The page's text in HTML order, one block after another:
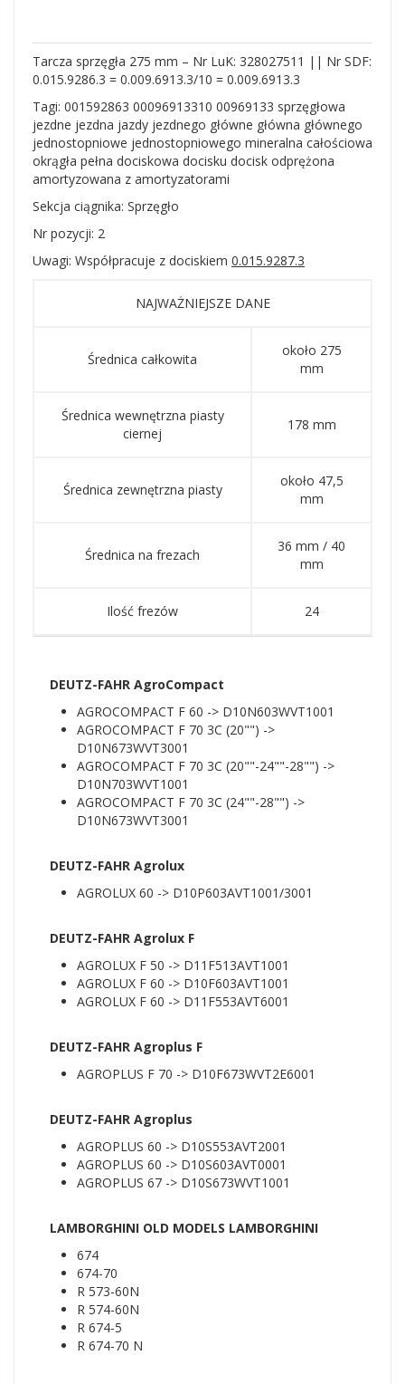
Tarcza sprzęgła 275 mm – Nr LuK: 328027511 || Nr SDF:
0.015.9286.3 = 0.009.6913.3/10 = 0.009.6913.3
Tagi: 001592863 00096913310 00969133 sprzęgłowa
jezdne jezdna jazdy jezdnego główne główna głównego
jednostopniowe jednostopniowego mineralna całościowa
okrągła pełna dociskowa docisku docisk odprężona
amortyzowana z amortyzatorami
Sekcja ciągnika: Sprzęgło
Nr pozycji: 2
Uwagi: Współpracuje z dociskiem 0.015.9287.3
NAJWAŻNIEJSZE DANE
Średnica całkowita
około 275
mm
Średnica wewnętrzna piasty
ciernej
178 mm
Średnica zewnętrzna piasty
około 47,5
mm
Średnica na frezach
36 mm / 40
mm
Ilość frezów 24
DEUTZ-FAHR AgroCompact
AGROCOMPACT F 60 -> D10N603WVT1001
AGROCOMPACT F 70 3C (20"") ->
D10N673WVT3001
AGROCOMPACT F 70 3C (20""-24""-28"") ->
D10N703WVT1001
AGROCOMPACT F 70 3C (24""-28"") ->
D10N673WVT3001
DEUTZ-FAHR Agrolux
AGROLUX 60 -> D10P603AVT1001/3001
DEUTZ-FAHR Agrolux F
AGROLUX F 50 -> D11F513AVT1001
AGROLUX F 60 -> D10F603AVT1001
AGROLUX F 60 -> D11F553AVT6001
DEUTZ-FAHR Agroplus F
AGROPLUS F 70 -> D10F673WVT2E6001
DEUTZ-FAHR Agroplus
AGROPLUS 60 -> D10S553AVT2001
AGROPLUS 60 -> D10S603AVT0001
AGROPLUS 67 -> D10S673WVT1001
LAMBORGHINI OLD MODELS LAMBORGHINI
674
674-70
R 573-60N
R 574-60N
R 674-5
R 674-70 N